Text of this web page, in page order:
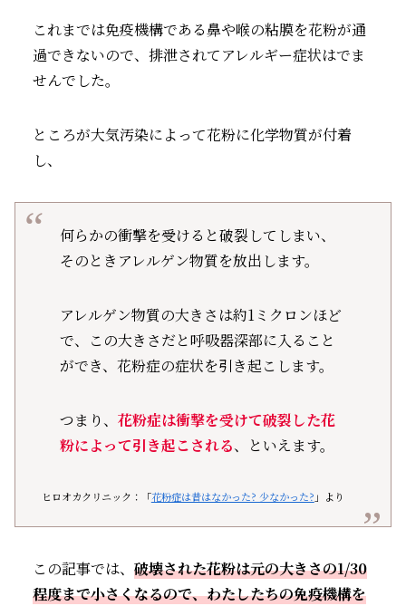
これまでは免疫機構である鼻や喉の粘膜を花粉が通
過できないので、排泄されてアレルギー症状はでま
せんでした。
ところが大気汚染によって花粉に化学物質が付着
し、
何らかの衝撃を受けると破裂してしまい、
そのときアレルゲン物質を放出します。
アレルゲン物質の大きさは約1ミクロンほど
で、この大きさだと呼吸器深部に入ること
ができ、花粉症の症状を引き起こします。
つまり、 花粉症は衝撃を受けて破裂した花
粉によって引き起こされる、といえます。
ヒロオカクリニック：「花粉症は昔はなかった? 少なかった? 」より
この記事では、 破壊された花粉は元の大きさの1/30
程度まで小さくなるので、わたしたちの免疫機構を